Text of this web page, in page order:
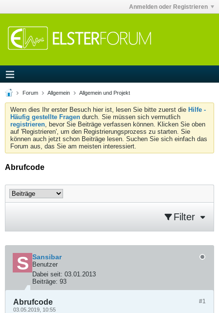
Anmelden oder Registrieren
Forum Allgemein Allgemein und Projekt
Wenn dies Ihr erster Besuch hier ist, lesen Sie bitte zuerst die Hilfe -
Häufig gestellte Fragen durch. Sie müssen sich vermutlich
registrieren, bevor Sie Beiträge verfassen können. Klicken Sie oben
auf 'Registrieren', um den Registrierungsprozess zu starten. Sie
können auch jetzt schon Beiträge lesen. Suchen Sie sich einfach das
Forum aus, das Sie am meisten interessiert.
Abrufcode
Filter
Sansibar
Benutzer
Dabei seit: 03.01.2013
Beiträge: 93
#1
Abrufcode
03.05.2019, 10:55